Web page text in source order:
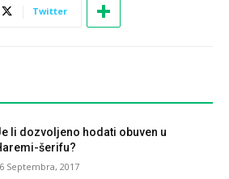
Twitter
li dozvoljeno hodati obuven u
šerifu?
Septembra, 2017